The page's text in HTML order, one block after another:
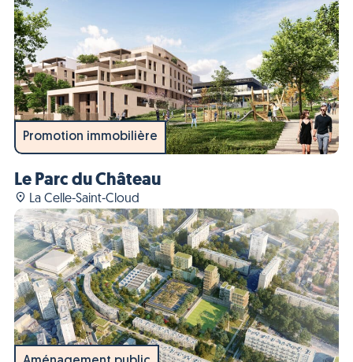
Promotion immobilière
Le Parc du Château
La Celle-Saint-Cloud